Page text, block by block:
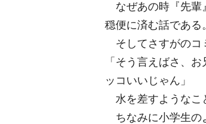
なぜあの時『先輩
穏便に済む話である。
そしてさすがのコ
「そう言えばさ、
ッコいいじゃん」
水を差すようなこ
ちなみに小学生の